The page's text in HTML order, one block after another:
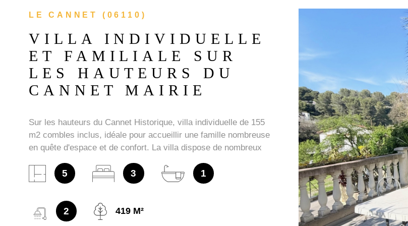
LE CANNET (06110)
VILLA INDIVIDUELLE
ET FAMILIALE SUR
LES HAUTEURS DU
CANNET MAIRIE
Sur les hauteurs du Cannet Historique, villa individuelle de 155
m2 combles inclus, idéale pour accueillir une famille nombreuse
en quête d'espace et de confort. La villa dispose de nombreux
espaces fonctionnels et un beau potentiel d'aménagement
consistant actuellement en : * au rez de chaussée : un garage de
jardin: hall d'entrée, un beau séjour de 38 m2 avec cheminée et
ouvert sur 2 terrasses storées, une cuisine séparée de 10m2, un
5 3 1
2 419 M²